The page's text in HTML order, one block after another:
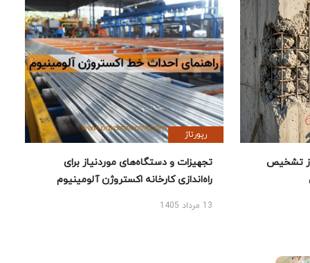
تشخیص
رپورتاژ
تجهیزات و دستگاه‌های موردنیاز برای
راه‌اندازی کارخانه اکستروژن آلومینیوم
13 مرداد 1405